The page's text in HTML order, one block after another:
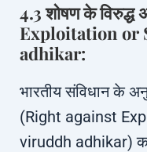
4.3 शोषण के
Exploitation or
adhikar:
भारतीय संविधान के
(Right against
viruddh adhikar) का